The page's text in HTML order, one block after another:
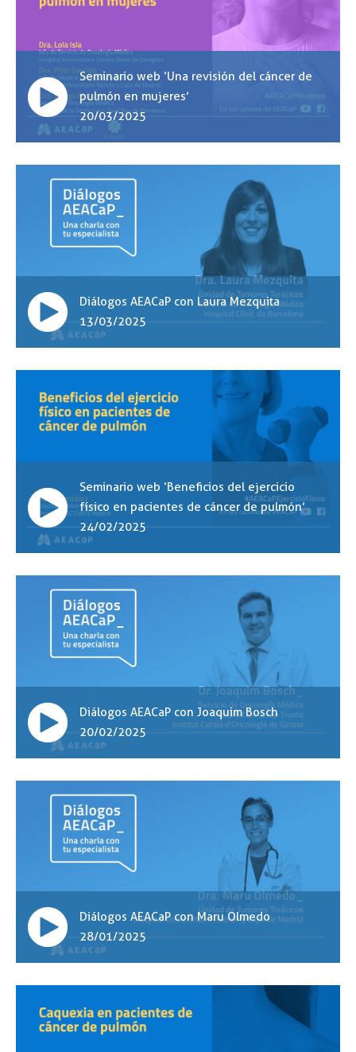
Seminario web ‘Una revisión del cáncer de
pulmón en mujeres’
20/03/2025
Diálogos AEACaP con Laura Mezquita
13/03/2025
Seminario web ‘Beneficios del ejercicio
físico en pacientes de cáncer de pulmón’
24/02/2025
Diálogos AEACaP con Joaquim Bosch
20/02/2025
Diálogos AEACaP con Maru Olmedo
28/01/2025